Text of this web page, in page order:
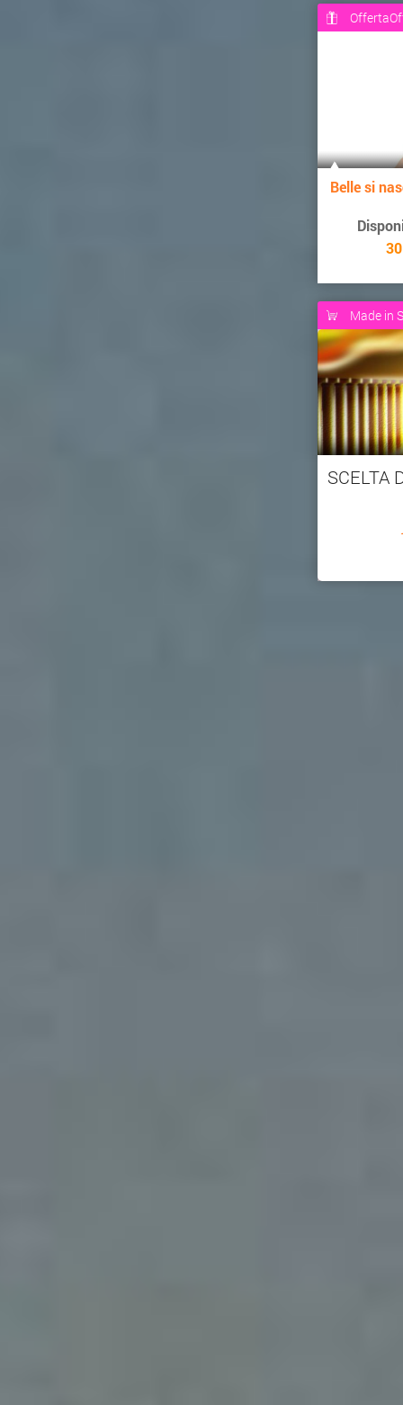
Belle si
30
Made in
SCELTA